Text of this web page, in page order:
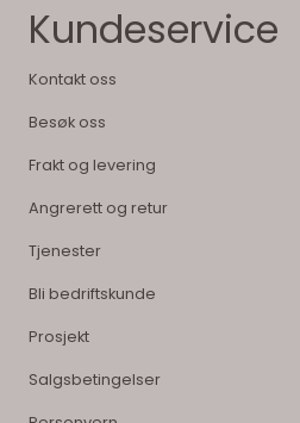
Kundeservice
Kontakt oss
Besøk oss
Frakt og levering
Angrerett og retur
Tjenester
Bli bedriftskunde
Prosjekt
Salgsbetingelser